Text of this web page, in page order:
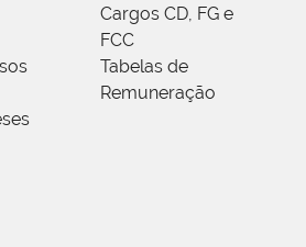
Cargos CD, FG e
FCC
Tabelas de
Remuneração